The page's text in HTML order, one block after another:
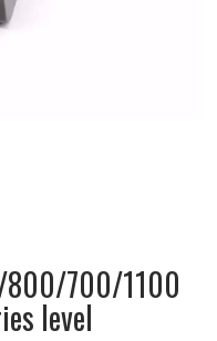
800/700/1100
level